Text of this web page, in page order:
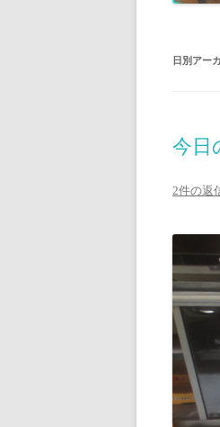
日別アー
今日
2件の返